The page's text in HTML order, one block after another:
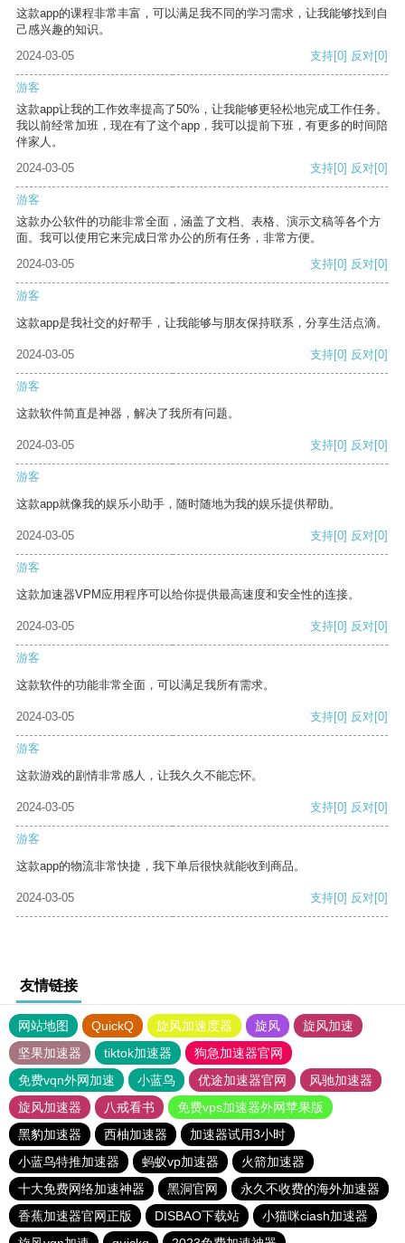
这款app的课程非常丰富，可以满足我不同的学习需求，让我能够找到自
己感兴趣的知识。
2024-03-05
支持[0] 反对[0]
游客
这款app让我的工作效率提高了50%，让我能够更轻松地完成工作任务。
我以前经常加班，现在有了这个app，我可以提前下班，有更多的时间陪
伴家人。
2024-03-05
支持[0] 反对[0]
游客
这款办公软件的功能非常全面，涵盖了文档、表格、演示文稿等各个方
面。我可以使用它来完成日常办公的所有任务，非常方便。
2024-03-05
支持[0] 反对[0]
游客
这款app是我社交的好帮手，让我能够与朋友保持联系，分享生活点滴。
2024-03-05 支持[0] 反对[0]
游客
这款软件简直是神器，解决了我所有问题。
2024-03-05 支持[0] 反对[0]
游客
这款app就像我的娱乐小助手，随时随地为我的娱乐提供帮助。
2024-03-05 支持[0] 反对[0]
游客
这款加速器VPM应用程序可以给你提供最高速度和安全性的连接。
2024-03-05 支持[0] 反对[0]
游客
这款软件的功能非常全面，可以满足我所有需求。
2024-03-05 支持[0] 反对[0]
游客
这款游戏的剧情非常感人，让我久久不能忘怀。
2024-03-05 支持[0] 反对[0]
游客
这款app的物流非常快捷，我下单后很快就能收到商品。
2024-03-05 支持[0] 反对[0]
友情链接
网站地图 QuickQ 旋风加速度器 旋风
旋风加速
坚果加速器
tiktok加速器
狗急加速器官网
免费vqn外网加速
小蓝鸟 优途加速器官网
风驰加速器
旋风加速器
八戒看书
免费vps加速器外网苹果版
黑豹加速器
西柚加速器
加速器试用3小时
小蓝鸟特推加速器
蚂蚁vp加速器
火箭加速器
十大免费网络加速神器
黑洞官网
永久不收费的海外加速器
香蕉加速器官网正版
DISBAO下载站
小猫咪ciash加速器